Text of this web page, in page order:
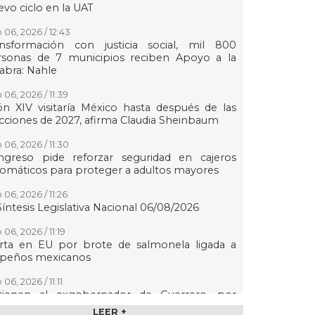
ciclo en la UAT
06, 2026 / 12:43
con justicia social, mil 800
de 7 municipios reciben Apoyo a la
Nahle
2026 / 11:39
XIV visitaría México hasta después de las
de 2027, afirma Claudia Sheinbaum
06, 2026 / 11:30
pide reforzar seguridad en cajeros
para proteger a adultos mayores
2026 / 11:26
Legislativa Nacional 06/08/2026
2026 / 11:19
en EU por brote de salmonela ligada a
mexicanos
2026 / 11:11
al exgobernador de Guerrero, por
evidencia del caso Ayotzinapa
LEER +